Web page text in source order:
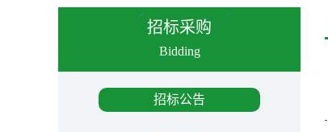
招标采购
Bidding
招标公告